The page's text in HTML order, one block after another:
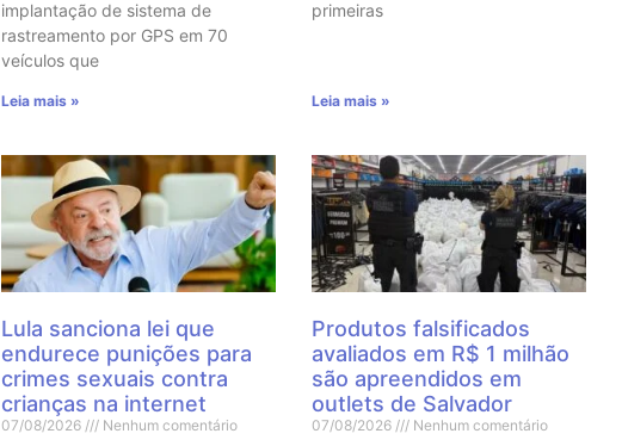
implantação de sistema de
rastreamento por GPS em 70
veículos que
Leia mais »
primeiras
Leia mais »
Lula sanciona lei que
endurece punições para
crimes sexuais contra
crianças na internet
07/08/2026 Nenhum comentário
Produtos falsificados
avaliados em R$ 1 milhão
são apreendidos em
outlets de Salvador
07/08/2026 Nenhum comentário